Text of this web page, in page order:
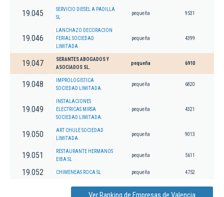
19.045
SERVICIO DIESEL A PADILLA
SL
pequeña 9531
19.046
LANCHAZO DECORACION
FERIAL SOCIEDAD
LIMITADA.
pequeña 4399
19.047
SERANTES ABOGADOS Y
ASOCIADOS SL.
pequeña 6910
19.048
IMPROLOGISTICA
SOCIEDAD LIMITADA.
pequeña 6820
19.049
INSTALACIONES
ELECTRICAS MIRSA
SOCIEDAD LIMITADA.
pequeña 4321
19.050
ART CHULE SOCIEDAD
LIMITADA.
pequeña 9013
19.051
RESTAURANTE HERMANOS
EIBA SL
pequeña 5611
19.052 CHIMENEAS ROCA SL pequeña 4752